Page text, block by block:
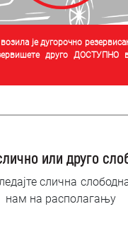
је дугорочно
друго ДОСТУПНО
или друго
слична
нам на располагању